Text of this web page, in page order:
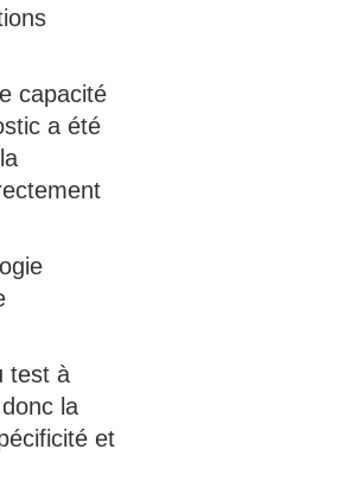
capacité
a été
test à
la
et